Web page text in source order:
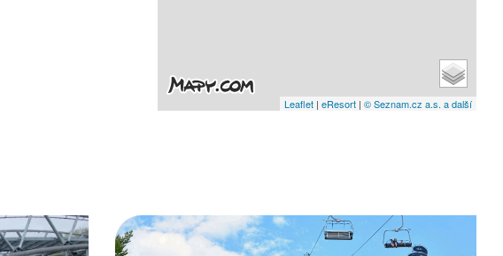
Leaflet | eResort | © Seznam.cz a.s. a další